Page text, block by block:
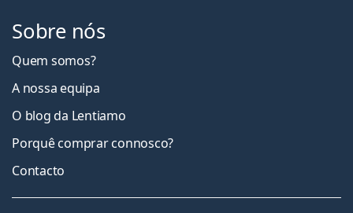
Sobre nós
Quem somos?
A nossa equipa
O blog da Lentiamo
Porquê comprar connosco?
Contacto